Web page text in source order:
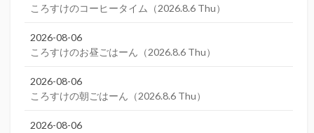
ころすけのコーヒータイム（2026.8.6 Thu）
2026-08-06
ころすけのお昼ごはーん（2026.8.6 Thu）
2026-08-06
ころすけの朝ごはーん（2026.8.6 Thu）
2026-08-06